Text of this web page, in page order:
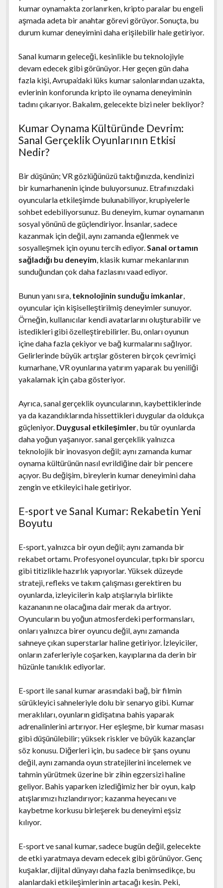
kumar oynamakta zorlanırken, kripto paralar bu engeli
aşmada adeta bir anahtar görevi görüyor. Sonuçta, bu
durum kumar deneyimini daha erişilebilir hale getiriyor.
Sanal kumarın geleceği, kesinlikle bu teknolojiyle
devam edecek gibi görünüyor. Her geçen gün daha
fazla kişi, Avrupa’daki lüks kumar salonlarından uzakta,
evlerinin konforunda kripto ile oynama deneyiminin
tadını çıkarıyor. Bakalım, gelecekte bizi neler bekliyor?
Kumar Oynama Kültüründe Devrim:
Sanal Gerçeklik Oyunlarının Etkisi
Nedir?
Bir düşünün; VR gözlüğünüzü taktığınızda, kendinizi
bir kumarhanenin içinde buluyorsunuz. Etrafınızdaki
oyuncularla etkileşimde bulunabiliyor, krupiyelerle
sohbet edebiliyorsunuz. Bu deneyim, kumar oynamanın
sosyal yönünü de güçlendiriyor. İnsanlar, sadece
kazanmak için değil, aynı zamanda eğlenmek ve
sosyalleşmek için oyunu tercih ediyor.Sanal ortamın
sağladığı bu deneyim, klasik kumar mekanlarının
sunduğundan çok daha fazlasını vaad ediyor.
Bunun yanı sıra, teknolojinin sunduğu imkanlar,
oyuncular için kişiselleştirilmiş deneyimler sunuyor.
Örneğin, kullanıcılar kendi avatarlarını oluşturabilir ve
istedikleri gibi özelleştirebilirler. Bu, onları oyunun
içine daha fazla çekiyor ve bağ kurmalarını sağlıyor.
Gelirlerinde büyük artışlar gösteren birçok çevrimiçi
kumarhane, VR oyunlarına yatırım yaparak bu yeniliği
yakalamak için çaba gösteriyor.
Ayrıca, sanal gerçeklik oyuncularının, kaybettiklerinde
ya da kazandıklarında hissettikleri duygular da oldukça
güçleniyor. Duygusal etkileşimler, bu tür oyunlarda
daha yoğun yaşanıyor. sanal gerçeklik yalnızca
teknolojik bir inovasyon değil; aynı zamanda kumar
oynama kültürünün nasıl evrildiğine dair bir pencere
açıyor. Bu değişim, bireylerin kumar deneyimini daha
zengin ve etkileyici hale getiriyor.
E-sport ve Sanal Kumar: Rekabetin Yeni
Boyutu
E-sport, yalnızca bir oyun değil; aynı zamanda bir
rekabet ortamı. Profesyonel oyuncular, tıpkı bir sporcu
gibi titizlikle hazırlık yapıyorlar. Yüksek düzeyde
strateji, refleks ve takım çalışması gerektiren bu
oyunlarda, izleyicilerin kalp atışlarıyla birlikte
kazananın ne olacağına dair merak da artıyor.
Oyuncuların bu yoğun atmosferdeki performansları,
onları yalnızca birer oyuncu değil, aynı zamanda
sahneye çıkan superstarlar haline getiriyor. İzleyiciler,
onların zaferleriyle coşarken, kayıplarına da derin bir
hüzünle tanıklık ediyorlar.
E-sport ile sanal kumar arasındaki bağ, bir filmin
sürükleyici sahneleriyle dolu bir senaryo gibi. Kumar
meraklıları, oyunların gidişatına bahis yaparak
adrenalinlerini artırıyor. Her eşleşme, bir kumar masası
gibi düşünülebilir; yüksek riskler ve büyük kazançlar
söz konusu. Diğerleri için, bu sadece bir şans oyunu
değil, aynı zamanda oyun stratejilerini incelemek ve
tahmin yürütmek üzerine bir zihin egzersizi haline
geliyor. Bahis yaparken izlediğimiz her bir oyun, kalp
atışlarımızı hızlandırıyor; kazanma heyecanı ve
kaybetme korkusu birleşerek bu deneyimi eşsiz
kılıyor.
E-sport ve sanal kumar, sadece bugün değil, gelecekte
de etki yaratmaya devam edecek gibi görünüyor. Genç
kuşaklar, dijital dünyayı daha fazla benimsedikçe, bu
alanlardaki etkileşimlerinin artacağı kesin. Peki,